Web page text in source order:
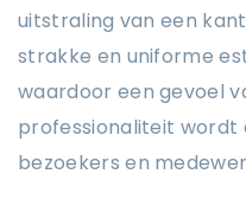
uitstraling van een
strakke en uniforme
waardoor een gevoel
professionaliteit
bezoekers en